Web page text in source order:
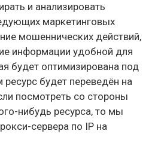
и анализировать
маркетинговых
мошеннических действий,
информации удобной для
будет оптимизирована под
ресурс будет переведён на
посмотреть со стороны
нибудь ресурса, то мы
сервера по IP на